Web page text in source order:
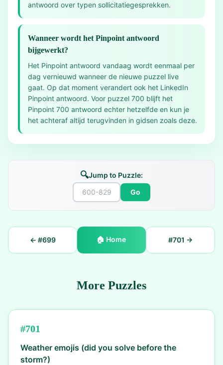
antwoord over typen sollicitatiegesprekken.
Wanneer wordt het Pinpoint antwoord
bijgewerkt?
Het Pinpoint antwoord vandaag wordt eenmaal per
dag vernieuwd wanneer de nieuwe puzzel live
gaat. Op dat moment verandert ook het LinkedIn
Pinpoint antwoord. Voor puzzel 700 blijft het
Pinpoint 700 antwoord echter hetzelfde en kun je
het achteraf altijd terugvinden in gidsen zoals deze.
🔍Jump to Puzzle:
Go
← #699 🏠 Home #701 →
More Puzzles
#701
Weather emojis (did you solve before the
storm?)